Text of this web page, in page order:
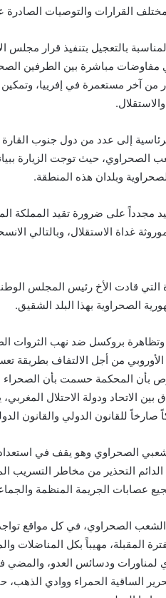
القرارات والتوصيات الصادرة عن
بالتعجيل بتنفيذ قرار مجلس
في مفاوضات مباشرة بين الطرفين
من آخر مستعمرة في إفرييا،
.
إلى عدد من دول جنوب
الصحراوي، حيث توجت الزيارة
وبلدان هذه المنطقة.
مجدداً على ضرورة تقيد المملكة
غداة الاستقلال، وبالتالي
التي قادت الأخ رئيس المجلس
الصحراوية بهذا البلد الشقيق.
بروكسل ضد نهب الثروات
من أجل الالتفاف بطريقة
بأن المحكمة حسمت بأن الصحراء
بين الاتحاد ودولة الاحتلال
صارخاً للقانون الدولي والقانون
الصحراوي وهو يقف في استعداد
التحذير من مخاطر التسريب
عصابات الجريمة المنظمة
الشعب الصحراوي، في كل مواقع
المقبلة، مهيباً بكل المناضلات
لمناورات ودسائس العدو، والمضي
الساقية الحمراء ووادي